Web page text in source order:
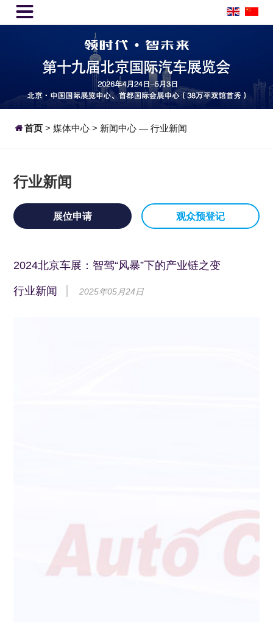

首页 > 媒体中心 > 新闻中心 —行业新闻
行业新闻
展位申请 观众预登记
2024北京车展：智驾“风暴”下的产业链之变
行业新闻 2025年05月24日